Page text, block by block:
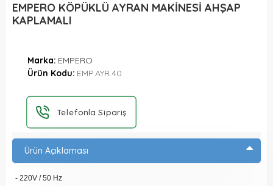
EMPERO KÖPÜKLÜ AYRAN MAKİNESİ AHŞAP
KAPLAMALI
Marka: EMPERO
Ürün Kodu: EMP.AYR.40
Telefonla Sipariş
Ürün Açıklaması
- 220V / 50 Hz